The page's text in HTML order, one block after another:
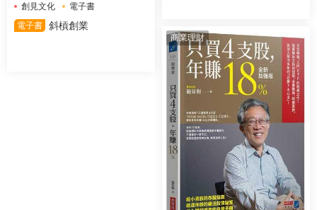
創見文化
電子書
電子書 斜槓創業
商業理財